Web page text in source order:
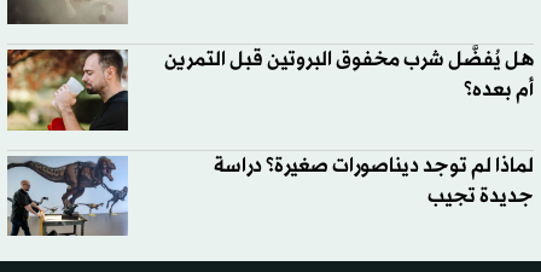
هل يُفضَّل شرب مخفوق البروتين قبل التمرين
أم بعده؟
لماذا لم توجد ديناصورات صغيرة؟ دراسة
جديدة تجيب